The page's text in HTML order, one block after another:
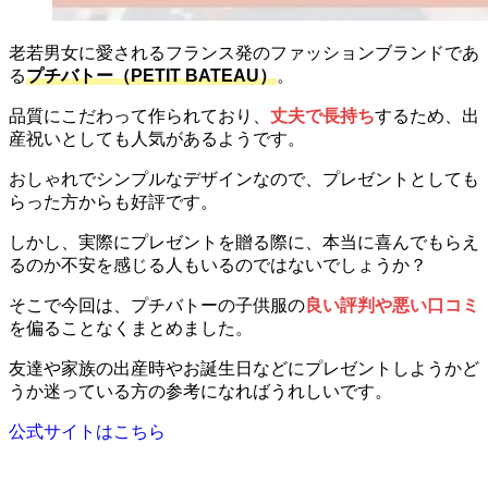
老若男女に愛されるフランス発のファッションブランドであ
るプチバトー（PETIT BATEAU）。
品質にこだわって作られており、 丈夫で長持ちするため、出
産祝いとしても人気があるようです。
おしゃれでシンプルなデザインなので、プレゼントとしても
らった方からも好評です。
しかし、実際にプレゼントを贈る際に、本当に喜んでもらえ
るのか不安を感じる人もいるのではないでしょうか？
そこで今回は、プチバトーの子供服の 良い評判や悪い口コミ
を偏ることなくまとめました。
友達や家族の出産時やお誕生日などにプレゼントしようかど
うか迷っている方の参考になればうれしいです。
公式サイトはこちら